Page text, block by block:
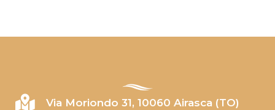
Via Moriondo 31, 10060 Airasca (TO)